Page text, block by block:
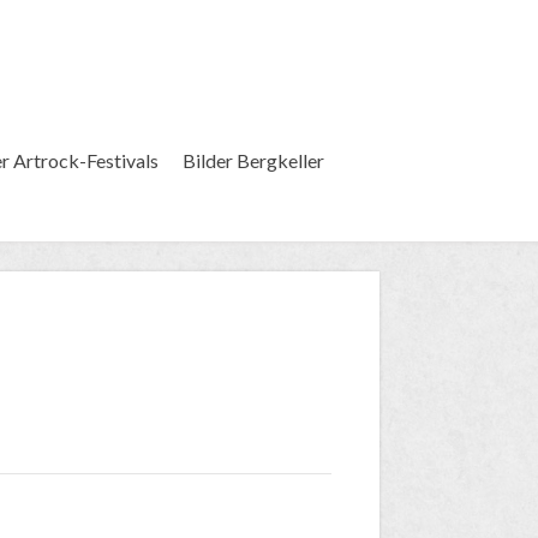
Artrock-Festivals Bilder Bergkeller